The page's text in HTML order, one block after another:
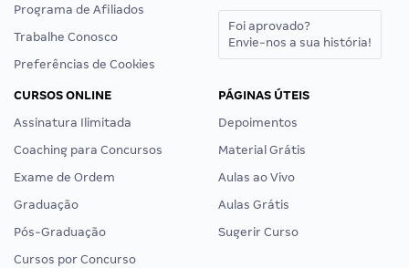
Programa de Afiliados
Trabalhe Conosco
Preferências de Cookies
Foi aprovado?
Envie-nos a sua história!
CURSOS ONLINE
Assinatura Ilimitada
Coaching para Concursos
Exame de Ordem
Graduação
Pós-Graduação
Cursos por Concurso
PÁGINAS ÚTEIS
Depoimentos
Material Grátis
Aulas ao Vivo
Aulas Grátis
Sugerir Curso